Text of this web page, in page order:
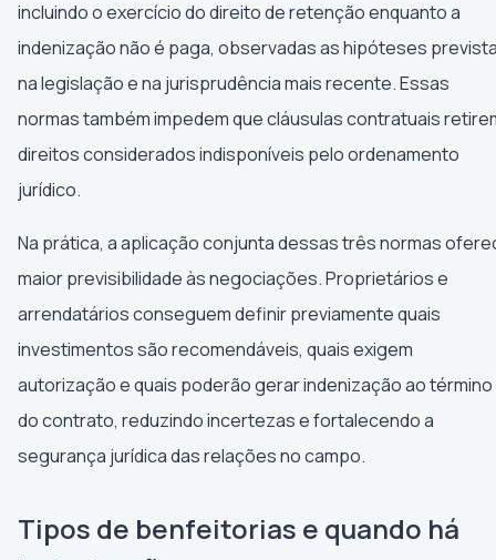
incluindo o exercício do direito de retenção enquanto a
indenização não é paga, observadas as hipóteses
na legislação e na jurisprudência mais recente. Essas
normas também impedem que cláusulas contratuais
direitos considerados indisponíveis pelo ordenamento
jurídico.
Na prática, a aplicação conjunta dessas três normas
maior previsibilidade às negociações. Proprietários e
arrendatários conseguem definir previamente quais
investimentos são recomendáveis, quais exigem
autorização e quais poderão gerar indenização ao término
do contrato, reduzindo incertezas e fortalecendo a
segurança jurídica das relações no campo.
Tipos de benfeitorias e quando há